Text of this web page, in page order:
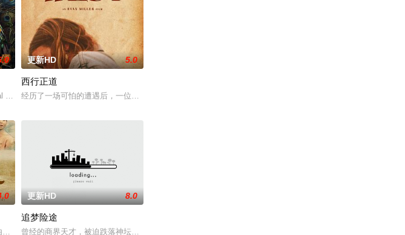
战、二房
，被一种突如其来的冲动驱使。回到布宜诺
drama set against th
更新HD 5.0
西行正道
经历了一场可怕的遭遇后，一位小镇女子向疏远的哥哥借了钱，独自一人踏上穿越西德克萨斯州的旅程，寻求
满意外的
的音乐梦想，并走出了困住他的亲情隔阂，
共四川省第十一届党代表、第十二届中华慈善奖最具爱心慈善楷模张彦杰老师的故
更新HD 8.0
追梦险途
曾经的商界天才，被迫跌落神坛。被那微不足道的成就麻醉过后他该如何面对现实，能改变他的命运的是谁？